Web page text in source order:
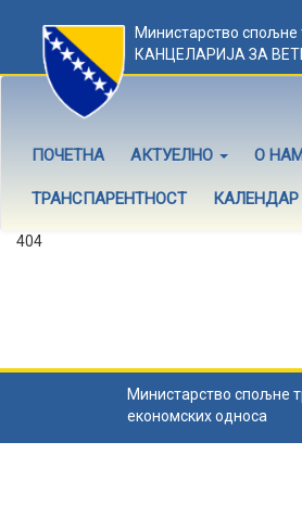
Министарство спољне
КАНЦЕЛАРИЈА ЗА
ПОЧЕТНА АКТУЕЛНО О
ТРАНСПАРЕНТНОСТ
404
Министарство спољне
економских односа